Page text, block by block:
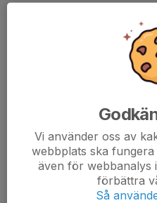
0
Söndag 21 maj kommer
Avslutningen äger rum enligt
Datum:Söndag 21 maj 2023
Arrangör:AIK Innebandy
Vi använder oss av
webbplats ska
även för webbanalys
förbättra
Så